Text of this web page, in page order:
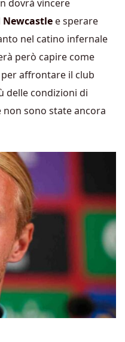
dovrà vincere
Newcastle e sperare
nel catino infernale
però capire come
affrontare il club
delle condizioni di
sono state ancora